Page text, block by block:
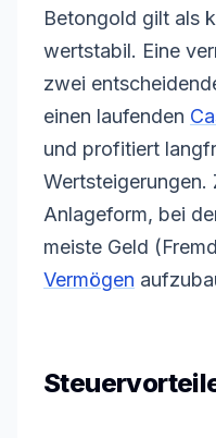
Betongold gilt als
wertstabil. Eine
zwei
einen laufenden
und profitiert
Wertsteigerungen.
Anlageform, bei
meiste Geld
Vermögen